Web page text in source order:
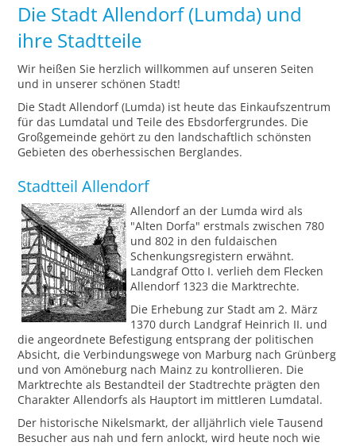
Die Stadt Allendorf (Lumda) und
ihre Stadtteile
Wir heißen Sie herzlich willkommen auf unseren Seiten
und in unserer schönen Stadt!
Die Stadt Allendorf (Lumda) ist heute das Einkaufszentrum
für das Lumdatal und Teile des Ebsdorfergrundes. Die
Großgemeinde gehört zu den landschaftlich schönsten
Gebieten des oberhessischen Berglandes.
Stadtteil Allendorf
Allendorf an der Lumda wird als
"Alten Dorfa" erstmals zwischen 780
und 802 in den fuldaischen
Schenkungsregistern erwähnt.
Landgraf Otto I. verlieh dem Flecken
Allendorf 1323 die Marktrechte.
Die Erhebung zur Stadt am 2. März
1370 durch Landgraf Heinrich II. und
die angeordnete Befestigung entsprang der politischen
Absicht, die Verbindungswege von Marburg nach Grünberg
und von Amöneburg nach Mainz zu kontrollieren. Die
Marktrechte als Bestandteil der Stadtrechte prägten den
Charakter Allendorfs als Hauptort im mittleren Lumdatal.
Der historische Nikelsmarkt, der alljährlich viele Tausend
Besucher aus nah und fern anlockt, wird heute noch wie